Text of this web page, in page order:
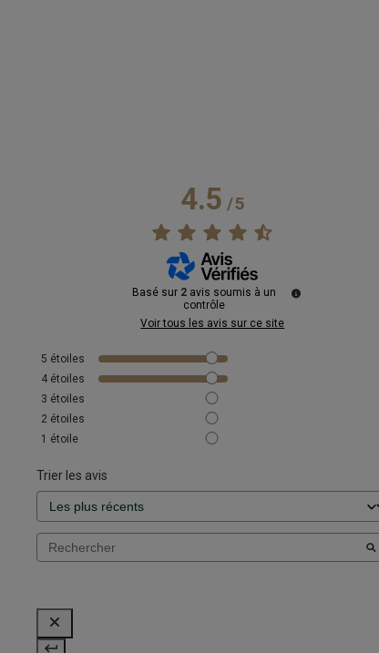
4.5/5
Basé sur 2 avis soumis à un
contrôle
Voir tous les avis sur ce site
5 étoiles
4 étoiles
3 étoiles
2 étoiles
1 étoile
Trier les avis